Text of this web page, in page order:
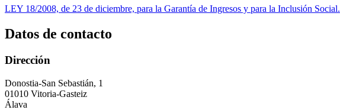
LEY 18/2008, de 23 de diciembre, para la Garantía de Ingresos y para la Inclusión Social.
Datos de contacto
Dirección
Donostia-San Sebastián, 1
01010 Vitoria-Gasteiz
Álava